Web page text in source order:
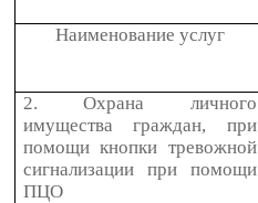
Наименование услуг
2. Охрана личного
имущества граждан, при
помощи кнопки тревожной
сигнализации при помощи
ПЦО